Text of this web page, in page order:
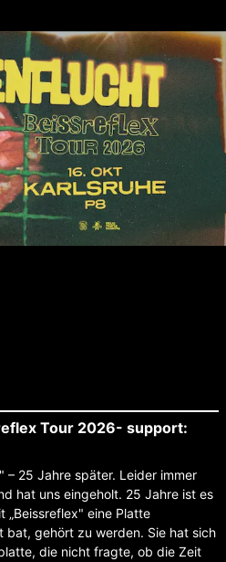
Tour 2026- support:
– 25 Jahre später. Leider immer
hat uns eingeholt. 25 Jahre ist es
„Beissreflex" eine Platte
gehört zu werden. Sie hat sich
die nicht fragte, ob die Zeit